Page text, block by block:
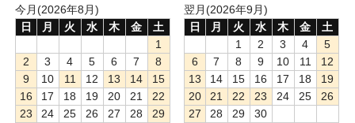
今月(2026年8月)
日
月 火 水 木 金
土
1
2
3 4 5 6 7
8
9
10 11 12 13 14
15
16
17 18 19 20 21
22
23
24 25 26 27 28
29
翌月(2026年9月)
日
月 火 水 木 金
土
1
2 3 4
5
6
7 8 9 10 11
12
13
14 15 16 17 18
19
20
21 22 23 24 25
26
27
28 29
30